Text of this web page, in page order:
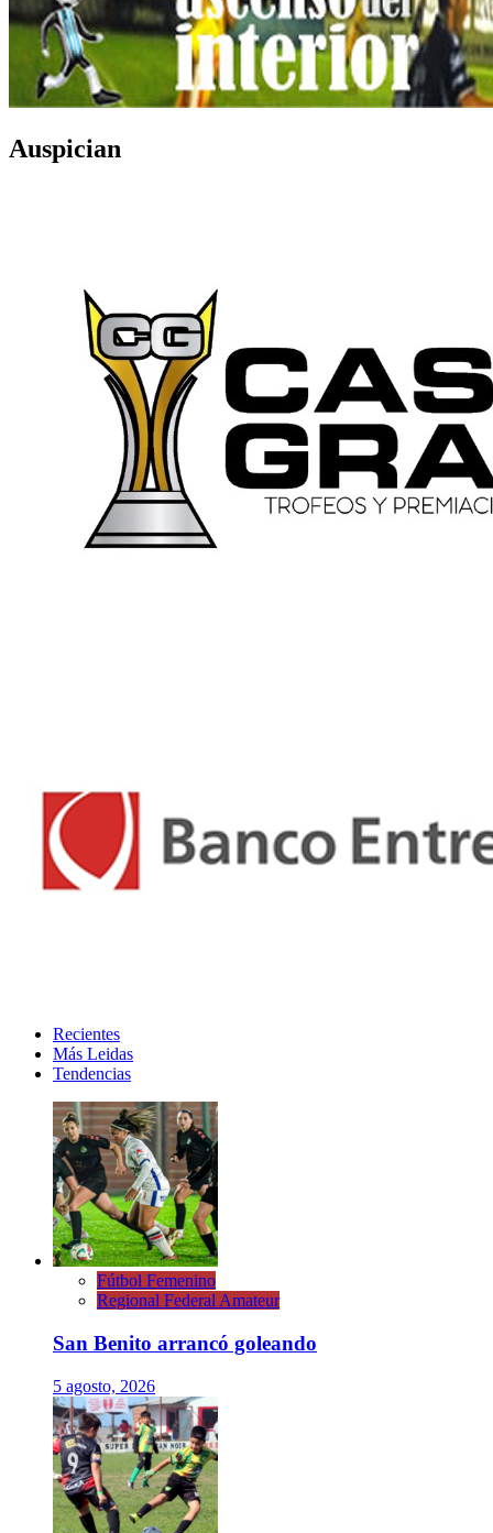
Auspician
Recientes
Más Leidas
Tendencias
Fútbol Femenino
Regional Federal Amateur
San Benito arrancó goleando
5 agosto, 2026